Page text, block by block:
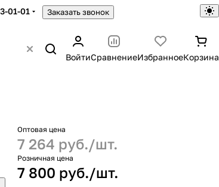
01-01 Заказать звонок
ВойтиСравнениеИзбранноеКорзина
Оптовая цена
7 264 руб./шт.
Розничная цена
7 800 руб./шт.